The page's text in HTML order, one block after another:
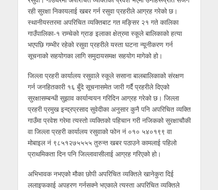
रही सुरक्षा निकायलाई खबर गर्न रसुवा प्रहरीले आग्रह गरेको छ।
स्थानीयस्तरमा अपरिचित व्यक्तिबाट गत मङ्सिर २१ गते कालिका
गाउँपालिका-१ राम्चेको ग्राङ इलाका क्षेत्रमा स्कूले बालिकाको हत्या
भएपछि गम्भीर रहेको रसुवा प्रहरीले यस्ता घटना न्यूनीकरण गर्न
सूचनाको सहयोगका लागि समुदायसमक्ष सहयोग मागेको हो।
जिल्ला प्रहरी कार्यालय रसुवाले स्कूले ससाना बालबालिकाको संरक्षण
गर्न जनहितकारी १६ बुँदे सूचनासमेत जारी गर्दै प्रहरीले दिएको
सुरक्षासम्बन्धी सुझाव कार्यान्वयन गरिदिन आग्रह गरेको छ। जिल्ला
प्रहरी प्रमुख इन्द्रप्रसाद सुवेदीका अनुसार कुनै पनि अपरिचित व्यक्ति
गाउँमा प्रवेश गरेमा त्यस्तो व्यक्तिको पहिचान गरी नजिकको सुरक्षाचौकी
वा जिल्ला प्रहरी कार्यालय रसुवाको फोन नं ०१० ५४०१९९ वा
मोबाइल नं ९८५१२७५५५५ तुरुन्त खबर पठाउने कामलाई पहिलो
प्राथमिकता दिन पनि जिल्लावासीलाई आग्रह गरिएको हो।
अभिभावक नभएको मौका छोपी अपरिचित व्यक्तिले खानेकुरा दिई
ललाइफकाई अपहरण गर्नसक्ने भएकाले त्यस्ता अपरिचित व्यक्तिले